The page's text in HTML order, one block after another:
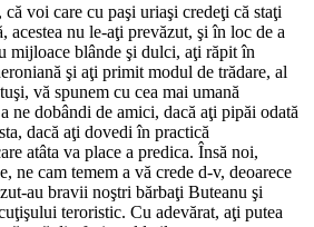
voi care cu paşi uriaşi credeţi că staţi
acestea nu le-aţi prevăzut, şi în loc de a
mijloace blânde şi dulci, aţi răpit în
şi aţi primit modul de trădare, al
vă spunem cu cea mai umană
ne dobândi de amici, dacă aţi pipăi odată
dacă aţi dovedi în practică
atâta va place a predica. Însă noi,
ne cam temem a vă crede d-v, deoarece
au bravii noştri bărbaţi Buteanu şi
teroristic. Cu adevărat, aţi putea